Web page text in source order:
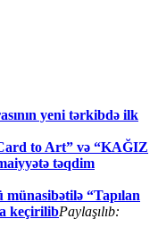
yeni tərkibdə ilk
to Art” və “KAĞIZ
təqdim
“Tapılan
keçirilibPaylaşılıb: